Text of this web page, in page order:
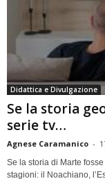
Didattica e Divulgazione
Se la storia
serie tv…
Agnese Caramanico -
Se la storia di Marte
stagioni: il Noachiano,